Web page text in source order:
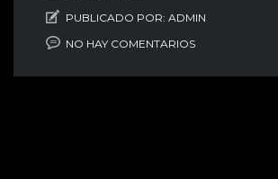
PUBLICADO POR: ADMIN
NO HAY COMENTARIOS